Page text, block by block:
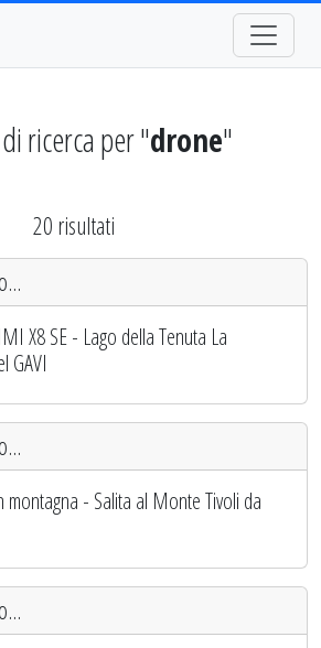
ricerca per "drone"
20 risultati
X8 SE - Lago della Tenuta La
GAVI
montagna - Salita al Monte Tivoli da